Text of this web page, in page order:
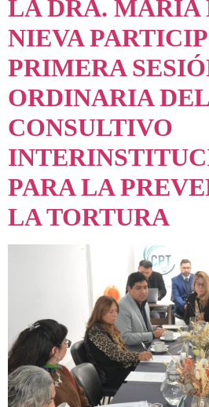
LA DRA. MARÍA
NIEVA
PRIMERA
ORDINARIA
CONSULTIVO
PARA LA
LA TORTURA